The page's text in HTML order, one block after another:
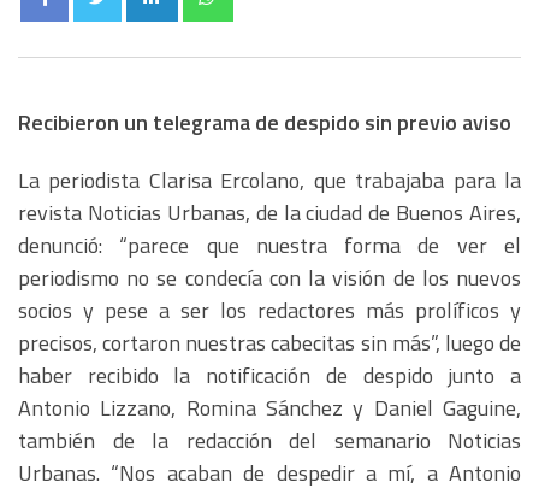
Recibieron un telegrama de despido sin previo aviso
La periodista Clarisa Ercolano, que trabajaba para la
revista Noticias Urbanas, de la ciudad de Buenos Aires,
denunció: “parece que nuestra forma de ver el
periodismo no se condecía con la visión de los nuevos
socios y pese a ser los redactores más prolíficos y
precisos, cortaron nuestras cabecitas sin más”, luego de
haber recibido la notificación de despido junto a
Antonio Lizzano, Romina Sánchez y Daniel Gaguine,
también de la redacción del semanario Noticias
Urbanas. “Nos acaban de despedir a mí, a Antonio